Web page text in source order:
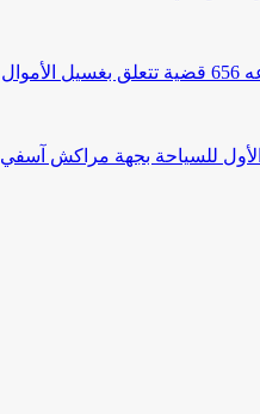
للسياحة بجهة مراكش آسفي